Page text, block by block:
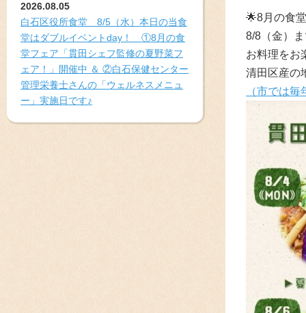
2026.08.05
白石区役所食堂 8/5（水）本日の当食
堂はダブルイベントday！ ①8月の食
堂フェア「貫田シェフ監修の夏野菜フ
ェア！」開催中 ＆ ②白石保健センター
管理栄養士さんの「ウェルネスメニュ
ー」実施日です♪
🌟8月の食
8/8（金）
お料理をお
清田区産の
（市では